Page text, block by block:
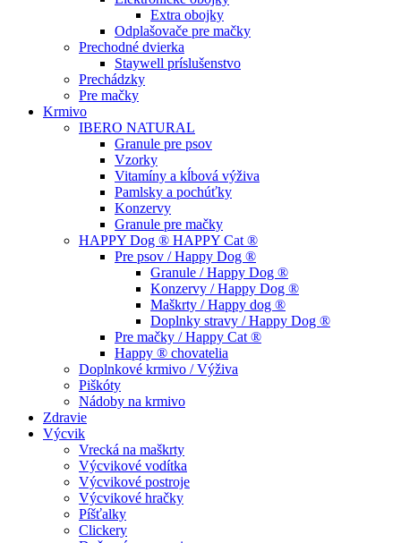
Extra obojky
Odplašovače pre mačky
Prechodné dvierka
Staywell príslušenstvo
Prechádzky
Pre mačky
Krmivo
IBERO NATURAL
Granule pre psov
Vzorky
Vitamíny a kĺbová výživa
Pamlsky a pochúťky
Konzervy
Granule pre mačky
HAPPY Dog ® HAPPY Cat ®
Pre psov / Happy Dog ®
Granule / Happy Dog ®
Konzervy / Happy Dog ®
Maškrty / Happy dog ®
Doplnky stravy / Happy Dog ®
Pre mačky / Happy Cat ®
Happy ® chovatelia
Doplnkové krmivo / Výživa
Piškóty
Nádoby na krmivo
Zdravie
Výcvik
Vrecká na maškrty
Výcvikové vodítka
Výcvikové postroje
Výcvikové hračky
Píšťalky
Clickery